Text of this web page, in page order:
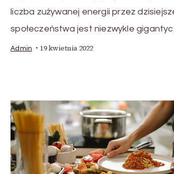
liczba zużywanej energii przez
społeczeństwa jest niezwykle
Admin 19 kwietnia 2022